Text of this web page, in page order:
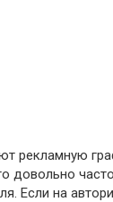
рекламную
довольно
Если на